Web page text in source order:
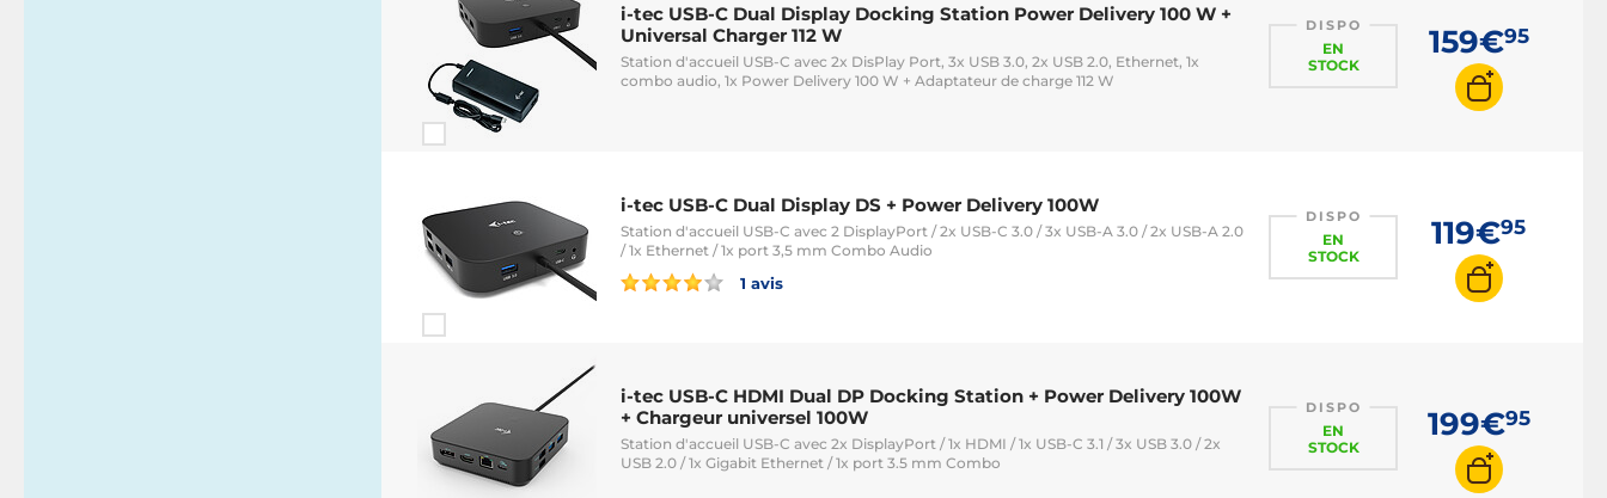
i-tec USB-C Dual Display Docking Station Power Delivery 100 W +
Universal Charger 112 W
Station d'accueil USB-C avec 2x DisPlay Port, 3x USB 3.0, 2x USB 2.0, Ethernet, 1x
combo audio, 1x Power Delivery 100 W + Adaptateur de charge 112 W
DISPO
EN
STOCK
159€95
i-tec USB-C Dual Display DS + Power Delivery 100W
Station d'accueil USB-C avec 2 DisplayPort / 2x USB-C 3.0 / 3x USB-A 3.0 / 2x USB-A 2.0
/ 1x Ethernet / 1x port 3,5 mm Combo Audio
1 avis
DISPO
EN
STOCK
119€95
i-tec USB-C HDMI Dual DP Docking Station + Power Delivery 100W
+ Chargeur universel 100W
Station d'accueil USB-C avec 2x DisplayPort / 1x HDMI / 1x USB-C 3.1 / 3x USB 3.0 / 2x
USB 2.0 / 1x Gigabit Ethernet / 1x port 3.5 mm Combo
DISPO
EN
STOCK
199€95